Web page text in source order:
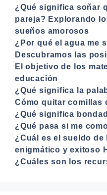
¿Qué significa soñar
pareja? Explorando
sueños amorosos
¿Por qué el agua me
Descubramos las
El objetivo de los
educación
¿Qué significa la
Cómo quitar comillas
¿Qué significa
¿Qué pasa si me
¿Cuál es el sueldo de
enigmático y exitoso
¿Cuáles son los